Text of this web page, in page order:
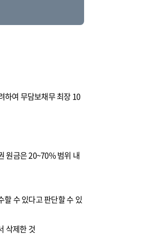
하여 무담보채무 최장 10
원금은 20~70% 범위 내
수 있다고 판단할 수 있
삭제한 것